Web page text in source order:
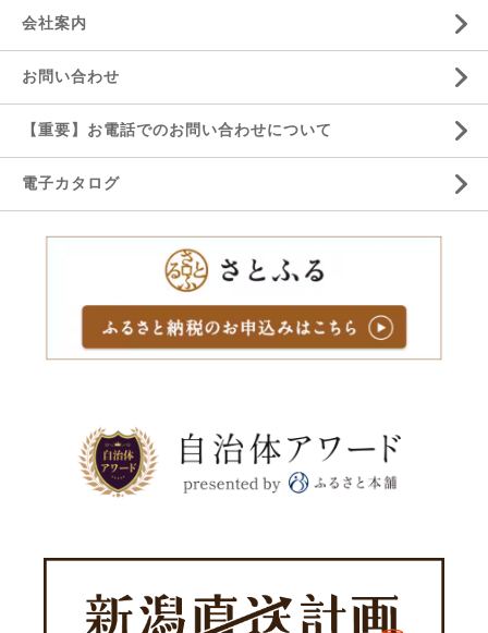
会社案内
お問い合わせ
【重要】お電話でのお問い合わせについて
電子カタログ